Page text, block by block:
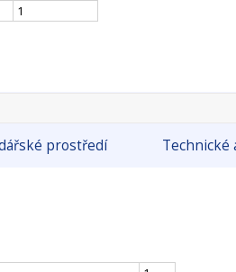
1
prostředí Technické